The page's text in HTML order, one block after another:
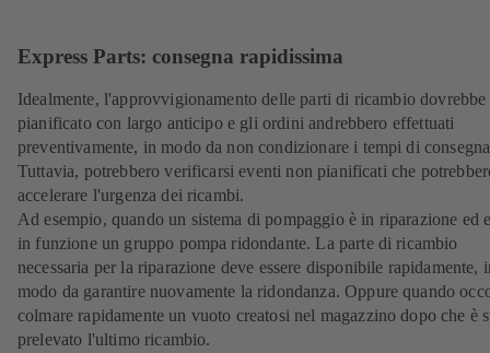
Express Parts: consegna rapidissima
Idealmente, l'approvvigionamento delle parti di ricambio dovrebbe
pianificato con largo anticipo e gli ordini andrebbero effettuati
preventivamente, in modo da non condizionare i tempi di
Tuttavia, potrebbero verificarsi eventi non pianificati che
accelerare l'urgenza dei ricambi.
Ad esempio, quando un sistema di pompaggio è in riparazione ed
in funzione un gruppo pompa ridondante. La parte di ricambio
necessaria per la riparazione deve essere disponibile rapidamente,
modo da garantire nuovamente la ridondanza. Oppure quando
colmare rapidamente un vuoto creatosi nel magazzino dopo che è
prelevato l'ultimo ricambio.